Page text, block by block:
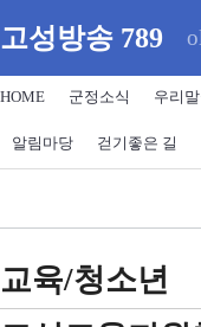
고성방송 789
HOME 군정소식 우리
알림마당 걷기좋은 길
교육/청소년